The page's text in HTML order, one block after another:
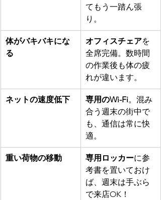
てもう一踏ん張
り。
体がバキバキにな
る
オフィスチェアを
全席完備。数時間
の作業後も体の疲
れが違います。
ネットの速度低下 専用のWi-Fi。混み
合う週末の街中で
も、通信は常に快
適。
重い荷物の移動 専用ロッカーに参
考書を置いておけ
ば、週末は手ぶら
で来店OK！